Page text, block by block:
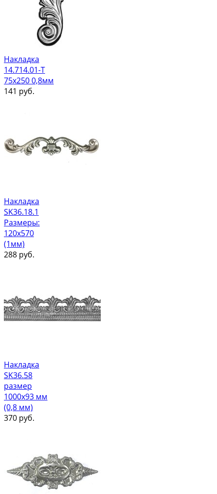
Накладка
14.714.01-Т
75х250 0,8мм
141 руб.
Накладка
SK36.18.1
Размеры:
120х570
(1мм)
288 руб.
Накладка
SK36.58
размер
1000х93 мм
(0,8 мм)
370 руб.